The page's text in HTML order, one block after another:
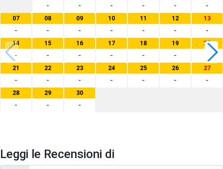
- - - - - -
07
-
08
-
09
-
10
-
11
-
12
-
13
-
14
-
15
-
16
-
17
-
18
-
19
-
20
21
-
22
-
23
-
24
-
25
-
26
-
27
-
28
-
29
-
30
-
Leggi le Recensioni di